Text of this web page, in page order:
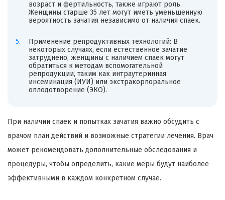
возраст и фертильность, также играют роль.
Женщины старше 35 лет могут иметь уменьшенную
вероятность зачатия независимо от наличия спаек.
Применение репродуктивных технологий: В
некоторых случаях, если естественное зачатие
затруднено, женщины с наличием спаек могут
обратиться к методам вспомогательной
репродукции, таким как интраутеринная
инсеминация (ИУИ) или экстракорпоральное
оплодотворение (ЭКО).
При наличии спаек и попытках зачатия важно обсудить с
врачом план действий и возможные стратегии лечения. Врач
может рекомендовать дополнительные обследования и
процедуры, чтобы определить, какие меры будут наиболее
эффективными в каждом конкретном случае.